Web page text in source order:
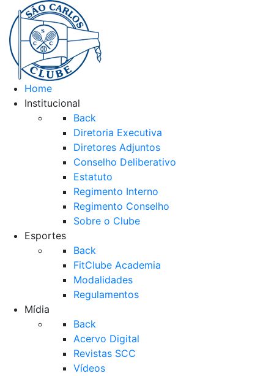
Home
Institucional
Back
Diretoria Executiva
Diretores Adjuntos
Conselho Deliberativo
Estatuto
Regimento Interno
Regimento Conselho
Sobre o Clube
Esportes
Back
FitClube Academia
Modalidades
Regulamentos
Mídia
Back
Acervo Digital
Revistas SCC
Vídeos